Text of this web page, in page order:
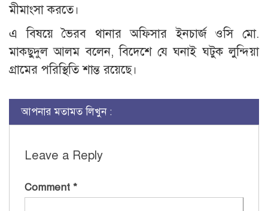
মীমাংসা করতে।
এ বিষয়ে ভৈরব থানার অফিসার ইনচার্জ ওসি মো.
মাকছুদুল আলম বলেন, বিদেশে যে ঘনাই ঘটুক লুন্দিয়া
গ্রামের পরিস্থিতি শান্ত রয়েছে।
আপনার মতামত লিখুন :
Leave a Reply
Comment *